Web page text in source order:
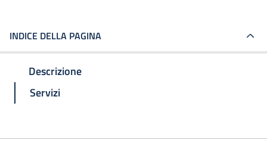
INDICE DELLA PAGINA
Descrizione
Servizi